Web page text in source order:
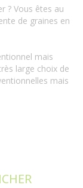
? Vous êtes au
de graines en
mais
large choix de
mais